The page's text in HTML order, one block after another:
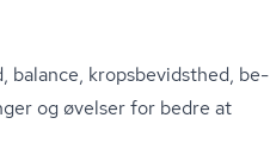
balance, kro­ps­be­vidst­hed, be­
og øvelser for bedre at